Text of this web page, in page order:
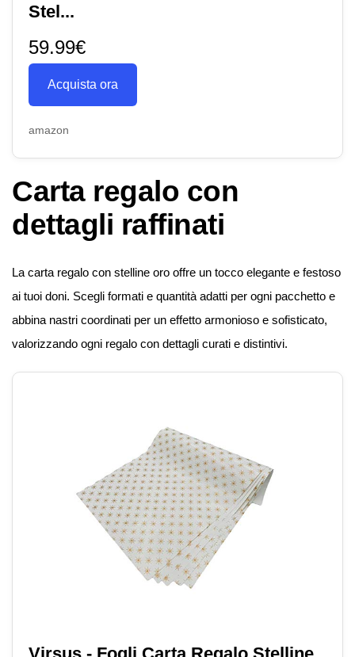
Stel...
59.99€
Acquista ora
amazon
Carta regalo con
dettagli raffinati
La carta regalo con stelline oro offre un tocco elegante e festoso
ai tuoi doni. Scegli formati e quantità adatti per ogni pacchetto e
abbina nastri coordinati per un effetto armonioso e sofisticato,
valorizzando ogni regalo con dettagli curati e distintivi.